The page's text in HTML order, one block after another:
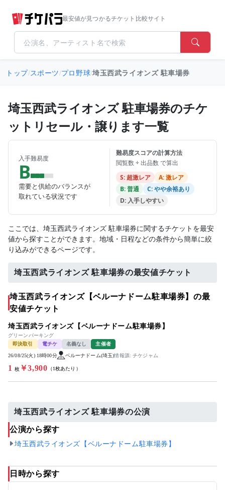
最安値が見つかるチケット比較サイト
トップ/スポーツ/プロ野球/埼玉西武ライオンズ 駐車場券
埼玉西武ライオンズ 駐車場券のチケ
ットリセール・譲ります一覧
入手難易度
B
需要と供給のバランスが
取れている状況です
難易度スコアの計算方法
閲覧数 ÷ 出品数 で算出
S: 超激レア
A: 激レア
B: 普通
C: やや余裕あり
D: 入手しやすい
ここでは、埼玉西武ライオンズ 駐車場券に関するチケットを最安
値から探すことができます。地域・日程などの条件から簡単に絞
り込みができるページです。
埼玉西武ライオンズ 駐車場券の最安値チケット
埼玉西武ライオンズ【ベルーナドーム駐車場券】の最
安値チケット
埼玉西武ライオンズ【ベルーナドーム駐車場券】
グリーンパーキング
即決取引
電チケ 名義なし 主催者
26/08/25(火) 18時00分 ベルーナドーム(埼玉)情報源: チケジャム
1 枚￥3,900 （1枚あたり）
埼玉西武ライオンズ 駐車場券の公演
公演から探す
埼玉西武ライオンズ【ベルーナドーム駐車場券】
日時から探す